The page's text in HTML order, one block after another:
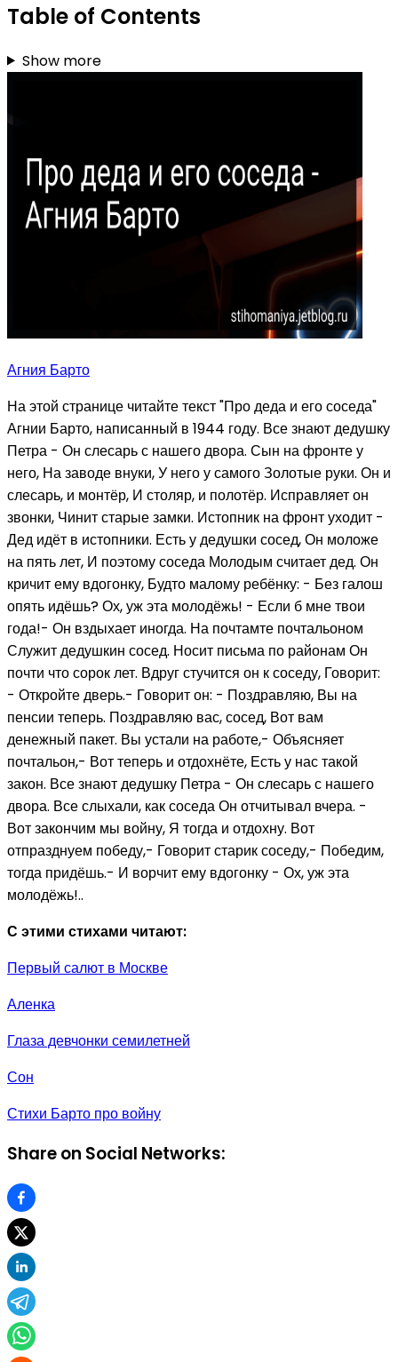
Table of Contents
Show more
Агния Барто
На этой странице читайте текст "Про деда и его соседа"
Агнии Барто, написанный в 1944 году. Все знают дедушку
Петра - Он слесарь с нашего двора. Сын на фронте у
него, На заводе внуки, У него у самого Золотые руки. Он и
слесарь, и монтёр, И столяр, и полотёр. Исправляет он
звонки, Чинит старые замки. Истопник на фронт уходит -
Дед идёт в истопники. Есть у дедушки сосед, Он моложе
на пять лет, И поэтому соседа Молодым считает дед. Он
кричит ему вдогонку, Будто малому ребёнку: - Без галош
опять идёшь? Ох, уж эта молодёжь! - Если б мне твои
года!- Он вздыхает иногда. На почтамте почтальоном
Служит дедушкин сосед. Носит письма по районам Он
почти что сорок лет. Вдруг стучится он к соседу, Говорит:
- Откройте дверь.- Говорит он: - Поздравляю, Вы на
пенсии теперь. Поздравляю вас, сосед, Вот вам
денежный пакет. Вы устали на работе,- Объясняет
почтальон,- Вот теперь и отдохнёте, Есть у нас такой
закон. Все знают дедушку Петра - Он слесарь с нашего
двора. Все слыхали, как соседа Он отчитывал вчера. -
Вот закончим мы войну, Я тогда и отдохну. Вот
отпразднуем победу,- Говорит старик соседу,- Победим,
тогда придёшь.- И ворчит ему вдогонку - Ох, уж эта
молодёжь!..
С этими стихами читают:
Первый салют в Москве
Аленка
Глаза девчонки семилетней
Сон
Стихи Барто про войну
Share on Social Networks: